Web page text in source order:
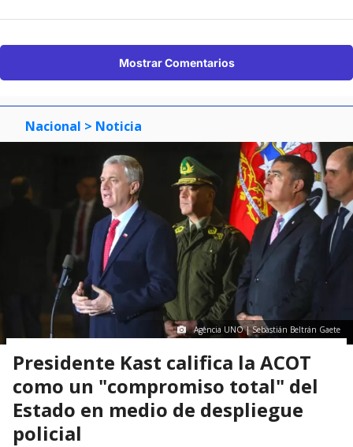
Mostrar Comentarios
Nacional > Noticia
Agencia UNO | Sebastián Beltrán Gaete
Presidente Kast califica la ACOT
como un "compromiso total" del
Estado en medio de despliegue
policial